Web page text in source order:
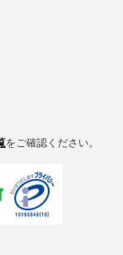
をご確認ください。